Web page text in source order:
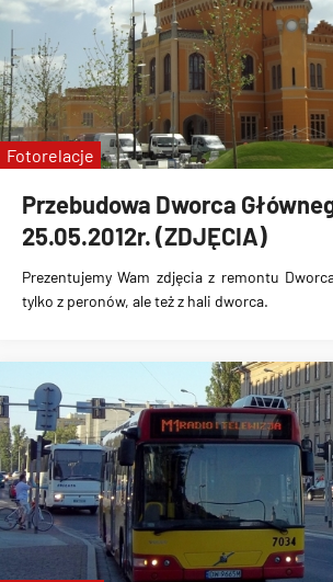
Przebudowa Dworca
25.05.2012r. (ZDJĘCIA)
Prezentujemy Wam zdjęcia z remontu
tylko z peronów, ale też z hali dworca.
Fotorelacje